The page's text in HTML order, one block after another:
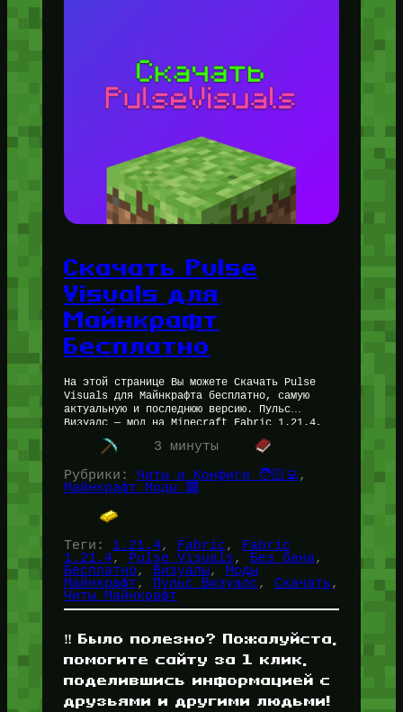
Скачать Pulse
Visuals для
Майнкрафт
Бесплатно
На этой странице Вы можете Скачать Pulse
Visuals для Майнкрафта бесплатно, самую
актуальную и последнюю версию. Пульс
Визуалс — мод на Minecraft Fabric 1.21.4,
который превратит Ваше PVP в невероятно…
3 минуты
Рубрики: Читы и Конфиги 🧑🏻‍💻
Майнкрафт Моды 🟩
Теги: 1.21.4, Fabric,
Fabric
1.21.4, Pulse Visuals, Без бана
Бесплатно, Визуалы,
Моды
Майнкрафт, Пульс Визуалс, Скачать
Читы Майнкрафт
‼️ Было полезно? Пожалуйста,
помогите сайту за 1 клик,
поделившись информацией с
друзьями и другими людьми!